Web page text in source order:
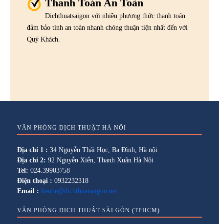
Thanh Toán An Toàn
Dichthuatsaigon với nhiều phương thức thanh toán
đảm bảo tính an toàn nhanh chóng thuận tiện nhất đến với
Quý Khách.
VĂN PHÒNG DỊCH THUẬT HÀ NỘI
Địa chỉ 1 : 34 Nguyễn Thái Học, Ba Đình, Hà nội
Địa chỉ 2: 92 Nguyễn Xiển, Thanh Xuân Hà Nội
Tel: 024.39903758
Điện thoại : 0932232318
Email : lienhe@dichthuatsaigon.net
VĂN PHÒNG DỊCH THUẬT SÀI GÒN (TPHCM)